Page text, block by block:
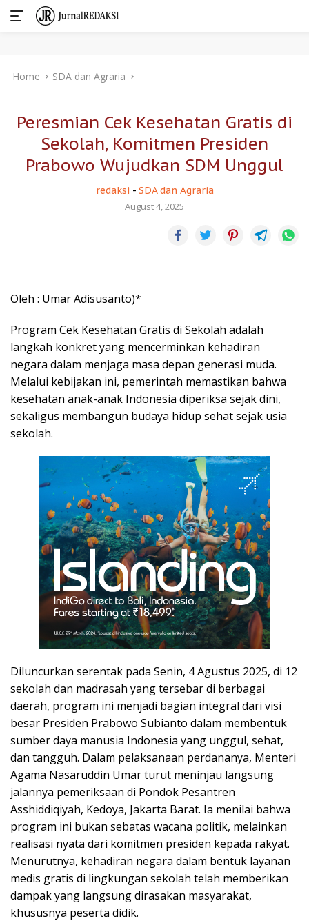
Home SDA dan Agraria
Peresmian Cek Kesehatan Gratis di
Sekolah, Komitmen Presiden
Prabowo Wujudkan SDM Unggul
redaksi - SDA dan Agraria
August 4, 2025
Oleh : Umar Adisusanto)*
Program Cek Kesehatan Gratis di Sekolah adalah
langkah konkret yang mencerminkan kehadiran
negara dalam menjaga masa depan generasi muda.
Melalui kebijakan ini, pemerintah memastikan bahwa
kesehatan anak-anak Indonesia diperiksa sejak dini,
sekaligus membangun budaya hidup sehat sejak usia
sekolah.
Diluncurkan serentak pada Senin, 4 Agustus 2025, di 12
sekolah dan madrasah yang tersebar di berbagai
daerah, program ini menjadi bagian integral dari visi
besar Presiden Prabowo Subianto dalam membentuk
sumber daya manusia Indonesia yang unggul, sehat,
dan tangguh. Dalam pelaksanaan perdananya, Menteri
Agama Nasaruddin Umar turut meninjau langsung
jalannya pemeriksaan di Pondok Pesantren
Asshiddiqiyah, Kedoya, Jakarta Barat. Ia menilai bahwa
program ini bukan sebatas wacana politik, melainkan
realisasi nyata dari komitmen presiden kepada rakyat.
Menurutnya, kehadiran negara dalam bentuk layanan
medis gratis di lingkungan sekolah telah memberikan
dampak yang langsung dirasakan masyarakat,
khususnya peserta didik.